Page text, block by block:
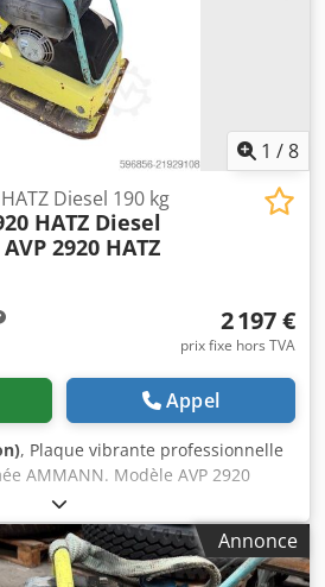
1 /8
Diesel 190 kg
HATZ Diesel
2920 HATZ
2 197 €
prix fixe hors TVA
Appel
, Plaque vibrante professionnelle
AMMANN. Modèle AVP 2920
HATZ fiable d’une puissance de
conçue pour des travaux
de voirie ainsi que pour le
pavés, du lit de pose et de
Annonce